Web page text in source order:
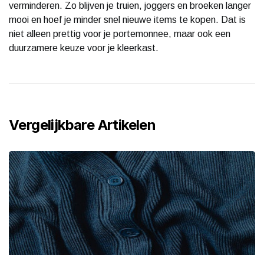
verminderen. Zo blijven je truien, joggers en broeken langer
mooi en hoef je minder snel nieuwe items te kopen. Dat is
niet alleen prettig voor je portemonnee, maar ook een
duurzamere keuze voor je kleerkast.
Vergelijkbare Artikelen